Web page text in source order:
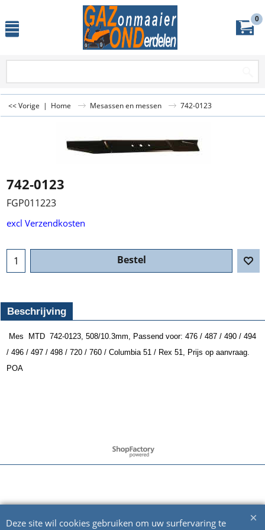
0
<< Vorige | Home Mesassen en messen 742-0123
742-0123
FGP011223
excl Verzendkosten
Bestel
Beschrijving
Mes MTD 742-0123, 508/10.3mm, Passend voor: 476 / 487 / 490 / 494
/ 496 / 497 / 498 / 720 / 760 / Columbia 51 / Rex 51, Prijs op aanvraag.
POA
Webwinkel gemaakt met ShopFactory webwinkel software.
Deze site wil cookies gebruiken om uw surfervaring te